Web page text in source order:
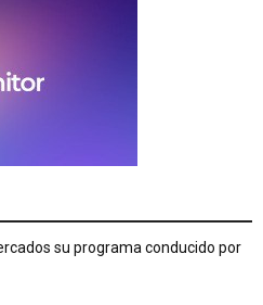
su programa conducido por